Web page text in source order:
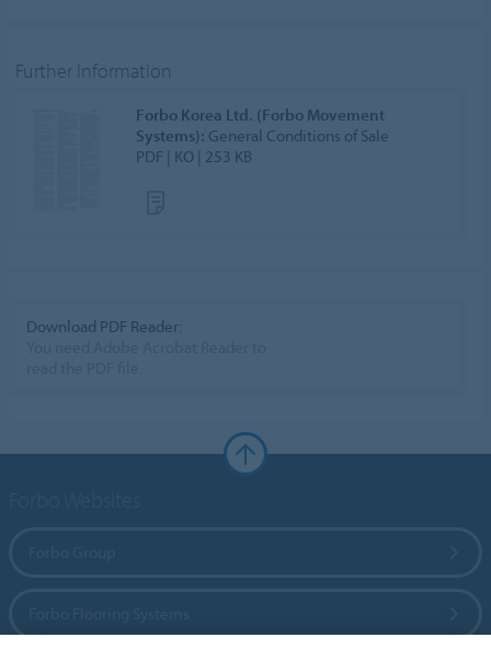
Further Information
Forbo Korea Ltd. (Forbo Movement
Systems): General Conditions of Sale
PDF | KO | 253 KB
Download PDF Reader: